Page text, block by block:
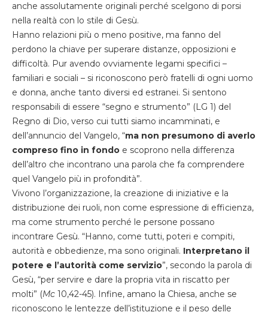
anche assolutamente originali perché scelgono di porsi
nella realtà con lo stile di Gesù.
Hanno relazioni più o meno positive, ma fanno del
perdono la chiave per superare distanze, opposizioni e
difficoltà. Pur avendo ovviamente legami specifici –
familiari e sociali – si riconoscono però fratelli di ogni uomo
e donna, anche tanto diversi ed estranei. Si sentono
responsabili di essere “segno e strumento” (LG 1) del
Regno di Dio, verso cui tutti siamo incamminati, e
dell’annuncio del Vangelo, “ma non presumono di averlo
compreso fino in fondo e scoprono nella differenza
dell’altro che incontrano una parola che fa comprendere
quel Vangelo più in profondità”.
Vivono l’organizzazione, la creazione di iniziative e la
distribuzione dei ruoli, non come espressione di efficienza,
ma come strumento perché le persone possano
incontrare Gesù. “Hanno, come tutti, poteri e compiti,
autorità e obbedienze, ma sono originali. Interpretano il
potere e l’autorità come servizio”, secondo la parola di
Gesù, “per servire e dare la propria vita in riscatto per
molti” (Mc 10,42-45). Infine, amano la Chiesa, anche se
riconoscono le lentezze dell’istituzione e il peso delle